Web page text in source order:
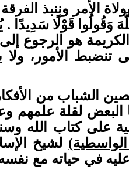
الأمر وننبذ
وَقُولُوا قَوْلًا
هو الرجوع
الأمور، ولا
الشباب من
البعض لقلة علمهم
على كتاب الله
لشيخ
في حياته مع